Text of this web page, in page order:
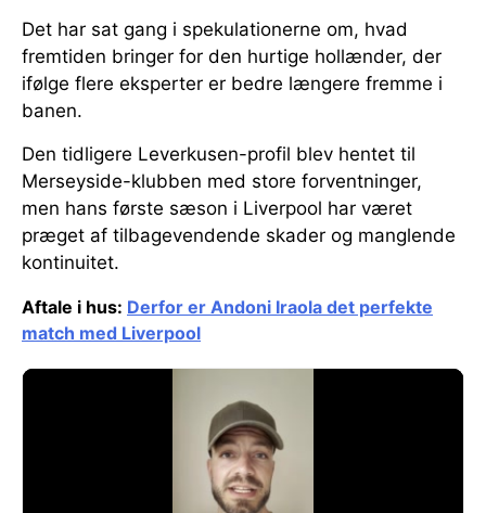
Det har sat gang i spekulationerne om, hvad
fremtiden bringer for den hurtige hollænder, der
ifølge flere eksperter er bedre længere fremme i
banen.
Den tidligere Leverkusen-profil blev hentet til
Merseyside-klubben med store forventninger,
men hans første sæson i Liverpool har været
præget af tilbagevendende skader og manglende
kontinuitet.
Aftale i hus: Derfor er Andoni Iraola det perfekte
match med Liverpool